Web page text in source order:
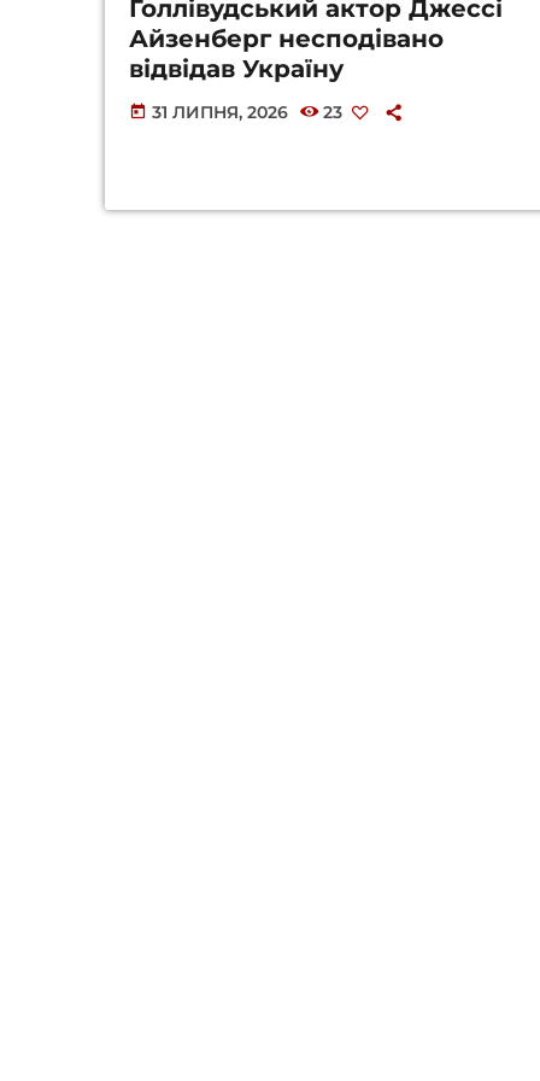
Голлівудський актор Джессі
Айзенберг несподівано
відвідав Україну
today 31 ЛИПНЯ, 2026 23